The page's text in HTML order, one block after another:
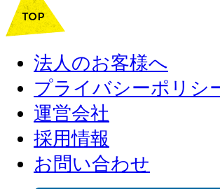
法人のお客様へ
プライバシーポリシ
運営会社
採用情報
お問い合わせ